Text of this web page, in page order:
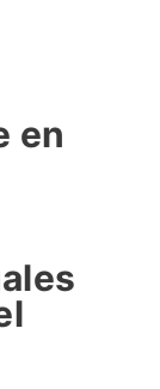
en